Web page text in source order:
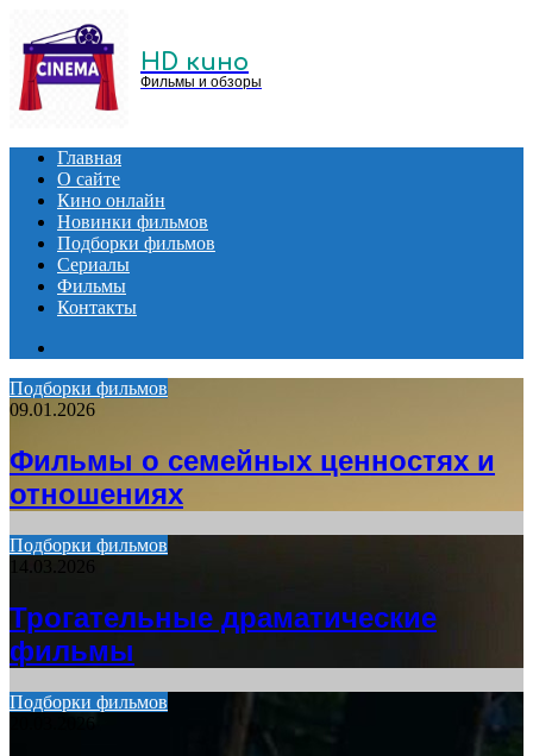
HD кино
Фильмы и обзоры
Главная
О сайте
Кино онлайн
Новинки фильмов
Подборки фильмов
Сериалы
Фильмы
Контакты
Подборки фильмов
09.01.2026
Фильмы о семейных ценностях и
отношениях
Подборки фильмов
14.03.2026
Трогательные драматические
фильмы
Подборки фильмов